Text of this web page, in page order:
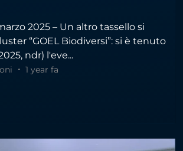
2025 – Un altro tassello si
“GOEL Biodiversi”: si è tenuto
ndr) l'eve...
1 year fa